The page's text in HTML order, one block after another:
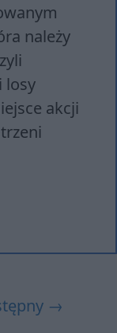
należy
losy
akcji
→